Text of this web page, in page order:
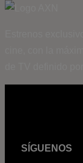
SÍGUENOS